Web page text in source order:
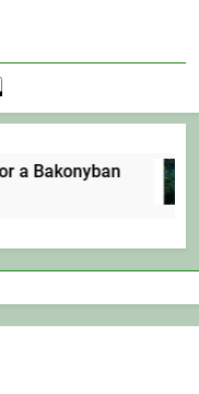
a Bakonyban